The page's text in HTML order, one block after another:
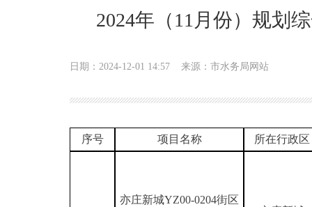
2024年（11月份）规划
日期：2024-12-01 14:57 来源：市水务局网站
序号 项目名称 所在行政区
亦庄新城YZ00-0204街区